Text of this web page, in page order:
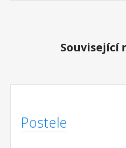
Související
Postele